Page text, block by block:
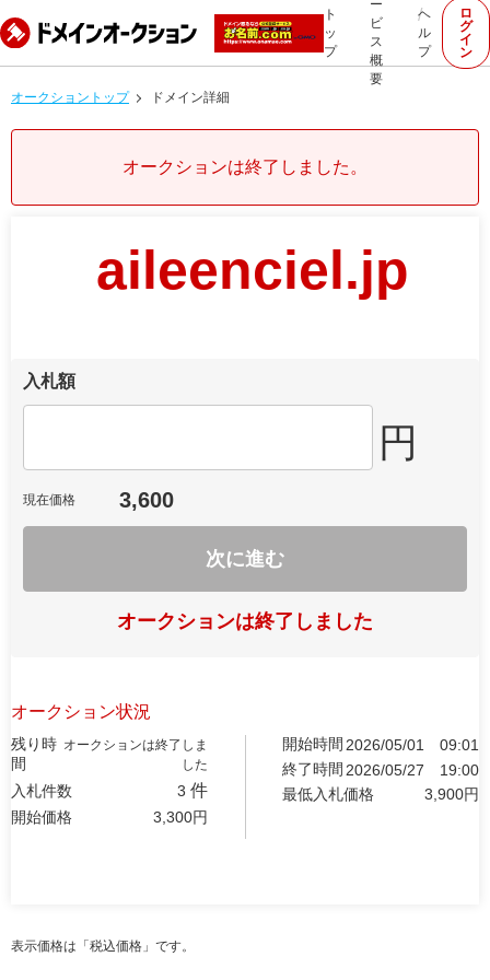
ト
ッ
プ
ー
ビ
ス
概
要
ヘ
ル
プ
ロ
グ
イ
ン
オークショントップ ドメイン詳細
オークションは終了しました。
aileenciel.jp
入札額
円
現在価格 3,600
次に進む
オークションは終了しました
オークション状況
残り時
間
オークションは終了しま
した
入札件数 3 件
開始価格 3,300円
開始時間 2026/05/01
09:01
終了時間 2026/05/27
19:00
最低入札価格
3,900円
表示価格は「税込価格」です。